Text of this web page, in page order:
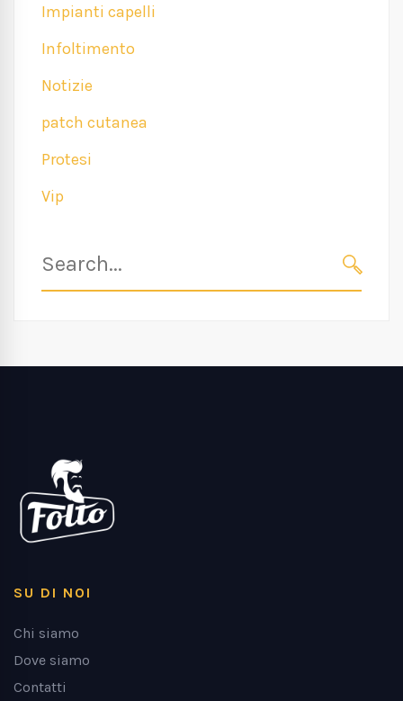
Impianti capelli
Infoltimento
Notizie
patch cutanea
Protesi
Vip
SU DI NOI
Chi siamo
Dove siamo
Contatti